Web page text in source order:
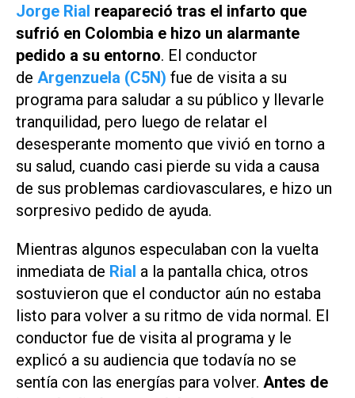
Jorge Rial reapareció tras el infarto que
sufrió en Colombia e hizo un alarmante
pedido a su entorno. El conductor
de Argenzuela (C5N) fue de visita a su
programa para saludar a su público y llevarle
tranquilidad, pero luego de relatar el
desesperante momento que vivió en torno a
su salud, cuando casi pierde su vida a causa
de sus problemas cardiovasculares, e hizo un
sorpresivo pedido de ayuda.
Mientras algunos especulaban con la vuelta
inmediata de Rial a la pantalla chica, otros
sostuvieron que el conductor aún no estaba
listo para volver a su ritmo de vida normal. El
conductor fue de visita al programa y le
explicó a su audiencia que todavía no se
sentía con las energías para volver. Antes de